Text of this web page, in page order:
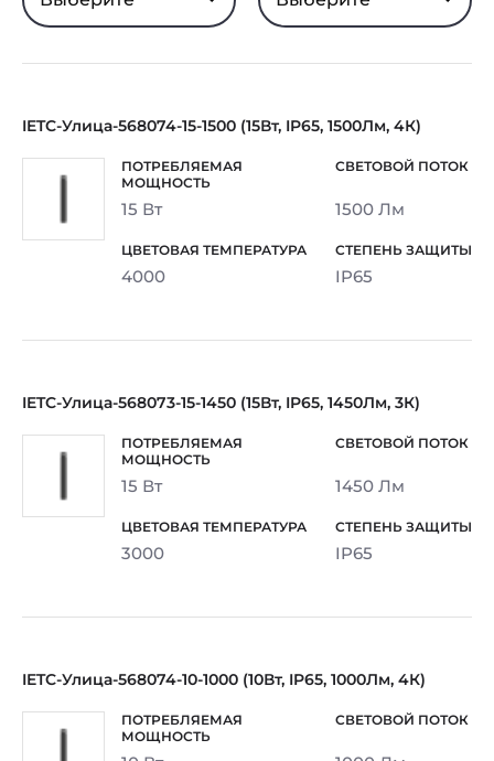
IETC-Улица-568074-15-1500 (15Вт, IP65, 1500Лм, 4К)
15 Вт 1500 Лм
4000 IP65
IETC-Улица-568073-15-1450 (15Вт, IP65, 1450Лм, 3К)
15 Вт 1450 Лм
3000 IP65
IETC-Улица-568074-10-1000 (10Вт, IP65, 1000Лм, 4К)